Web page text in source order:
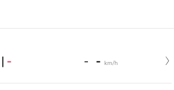
| - - - km/h